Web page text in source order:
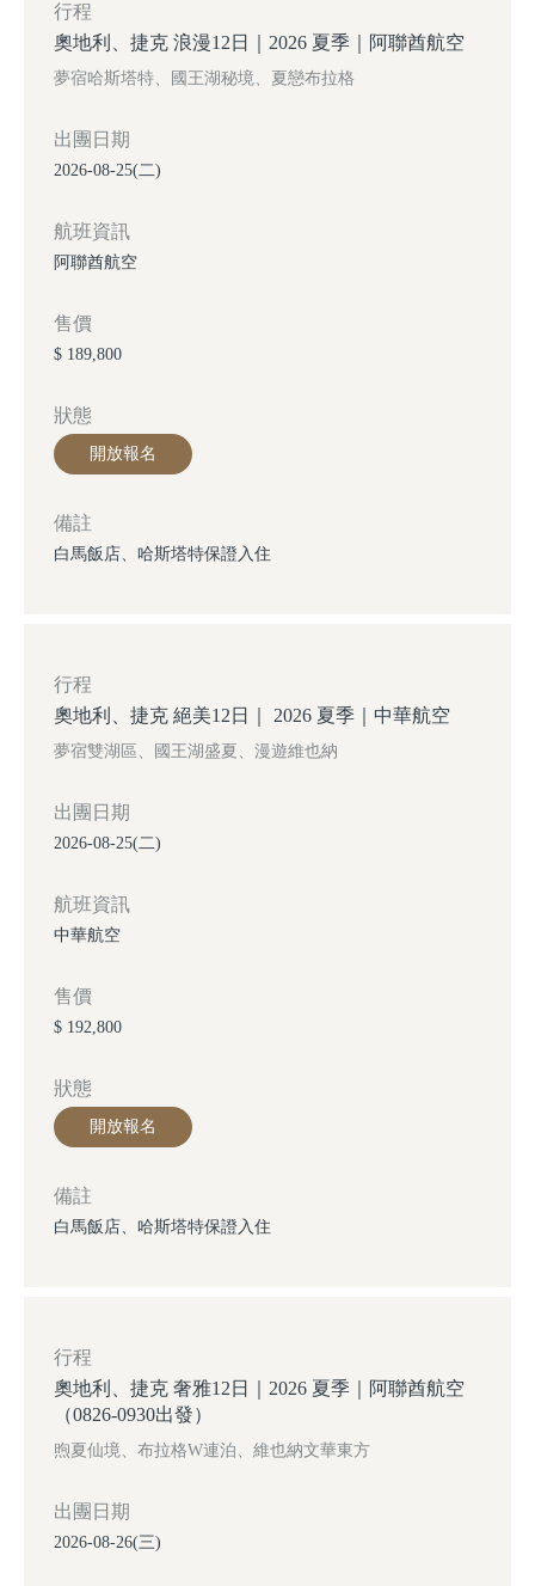
出團日期
2026-08-25(二)
行程
奧地利、捷克 浪漫12日｜2026 夏季｜阿聯酋航空
夢宿哈斯塔特、國王湖秘境、夏戀布拉格
航班資訊
阿聯酋航空
售價
$ 189,800
狀態
開放報名
備註
白馬飯店、哈斯塔特保證入住
出團日期
2026-08-25(二)
行程
奧地利、捷克 絕美12日｜ 2026 夏季｜中華航空
夢宿雙湖區、國王湖盛夏、漫遊維也納
航班資訊
中華航空
售價
$ 192,800
狀態
開放報名
備註
白馬飯店、哈斯塔特保證入住
出團日期
2026-08-26(三)
行程
奧地利、捷克 奢雅12日｜2026 夏季｜阿聯酋航空
（0826-0930出發）
煦夏仙境、布拉格W連泊、維也納文華東方